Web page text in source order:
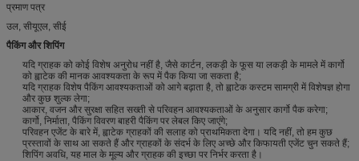
प्रमाण पत्र
उल, सीयूएल, सीई
पैकिंग और शिपिंग
यदि ग्राहक को कोई विशेष अनुरोध नहीं है, जैसे कार्टन, लकड़ी के फूस या लकड़ी के मामले में कार्गो
को ह्वाटेक की मानक आवश्यकता के रूप में पैक किया जा सकता है;
यदि ग्राहक विशेष पैकिंग आवश्यकताओं को आगे बढ़ाता है, तो ह्वाटेक कस्टम सामग्री में विशेषज्ञ होगा
और कुछ शुल्क लेगा;
आकार, वजन और सुरक्षा सहित सख्ती से परिवहन आवश्यकताओं के अनुसार कार्गो पैक करेगा;
कार्गो, निर्माता, पैकिंग विवरण बाहरी पैकिंग पर लेबल किए जाएंगे;
परिवहन एजेंट के बारे में, ह्वाटेक ग्राहकों की सलाह को प्राथमिकता देगा। यदि नहीं, तो हम कुछ
प्रस्तावों के साथ आ सकते हैं और ग्राहकों के संदर्भ के लिए अच्छे और किफायती एजेंट चुन सकते हैं;
शिपिंग अवधि, यह माल के मूल्य और ग्राहक की इच्छा पर निर्भर करता है।